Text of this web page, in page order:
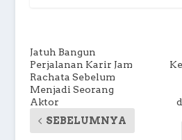
Jatuh Bangun
Perjalanan Karir Jam
Rachata Sebelum
Menjadi Seorang
Aktor
SEBELUMNYA